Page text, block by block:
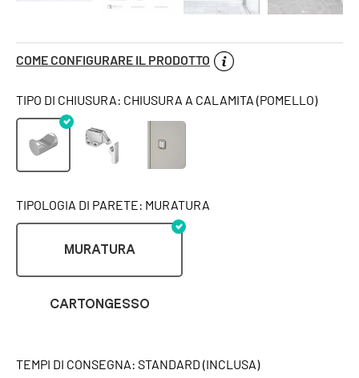
COME CONFIGURARE IL PRODOTTO
TIPO DI CHIUSURA: CHIUSURA A CALAMITA (POMELLO)
TIPOLOGIA DI PARETE: MURATURA
MURATURA
CARTONGESSO
TEMPI DI CONSEGNA: STANDARD (INCLUSA)